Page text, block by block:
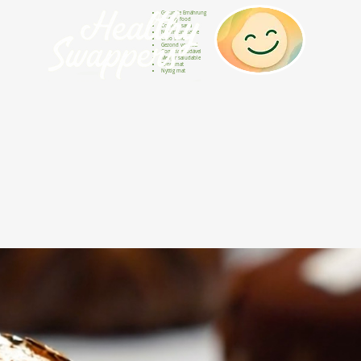
Gesunde Ernährung
Healthy food
Comida sana
Nourriture saine
Cibo sano
Gezond voedsel
Comida saudável
Menjar saludable
Sunn mat
Nyttig mat